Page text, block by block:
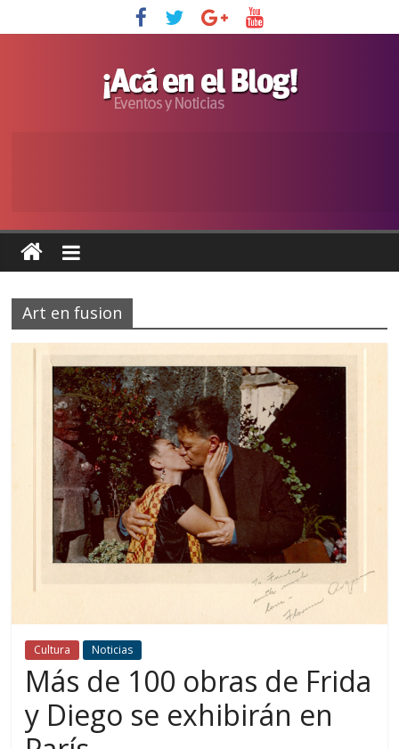
Art en fusion
Cultura Noticias
Más de 100 obras de Frida
y Diego se exhibirán en